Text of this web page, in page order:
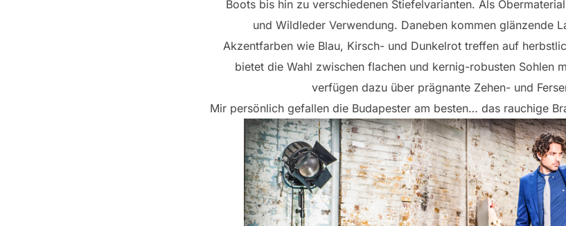
Boots bis hin zu verschiedenen Stiefelvarianten. Als
und Wildleder Verwendung. Daneben kommen glänzende
Akzentfarben wie Blau, Kirsch- und Dunkelrot treffen auf
bietet die Wahl zwischen flachen und kernig-robusten Sohlen
verfügen dazu über prägnante Zehen- und
Mir persönlich gefallen die Budapester am besten… das rauchige